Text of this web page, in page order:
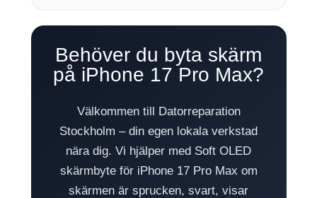
Behöver du byta skärm
på iPhone 17 Pro Max?
Välkommen till Datorreparation
Stockholm – din egen lokala verkstad
nära dig. Vi hjälper med Soft OLED
skärmbyte för iPhone 17 Pro Max om
skärmen är sprucken, svart, visar